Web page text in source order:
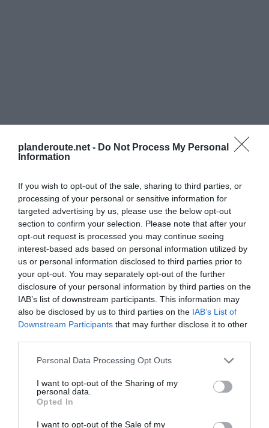
planderoute.net - Do Not Process My Personal
Information
If you wish to opt-out of the sale, sharing to third parties, or
processing of your personal or sensitive information for
targeted advertising by us, please use the below opt-out
section to confirm your selection. Please note that after your
opt-out request is processed you may continue seeing
interest-based ads based on personal information utilized by
us or personal information disclosed to third parties prior to
your opt-out. You may separately opt-out of the further
disclosure of your personal information by third parties on the
IAB’s list of downstream participants. This information may
also be disclosed by us to third parties on the IAB’s List of
Downstream Participants that may further disclose it to other
Personal Data Processing Opt Outs
I want to opt-out of the Sharing of my
personal data.
Opted In
I want to opt-out of the Sale of my
Vérifiez la météo dans votre voyage
Places à proximité de votre itinéraire (moins de 30)